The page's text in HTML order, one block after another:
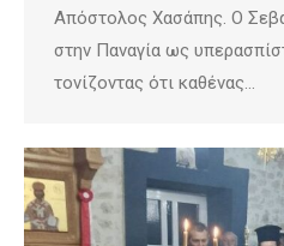
Απόστολος Χασάπης. Ο
στην Παναγία ως
τονίζοντας ότι καθένας…